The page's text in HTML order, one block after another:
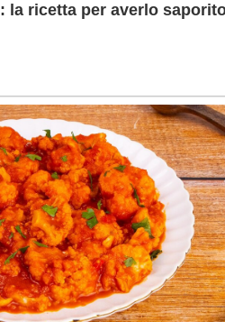
la ricetta per averlo